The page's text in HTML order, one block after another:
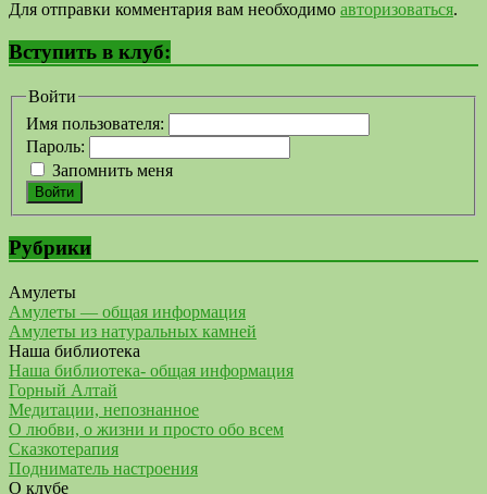
Для отправки комментария вам необходимо авторизоваться.
Вступить в клуб:
Войти
Имя пользователя:
Пароль:
Запомнить меня
Войти
Рубрики
Амулеты
Амулеты — общая информация
Амулеты из натуральных камней
Наша библиотека
Наша библиотека- общая информация
Горный Алтай
Медитации, непознанное
О любви, о жизни и просто обо всем
Сказкотерапия
Подниматель настроения
О клубе